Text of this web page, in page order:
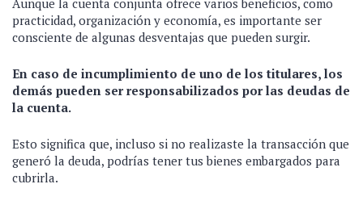
Aunque la cuenta conjunta ofrece varios beneficios, como
practicidad, organización y economía, es importante ser
consciente de algunas desventajas que pueden surgir.
En caso de incumplimiento de uno de los titulares, los
demás pueden ser responsabilizados por las deudas de
la cuenta.
Esto significa que, incluso si no realizaste la transacción que
generó la deuda, podrías tener tus bienes embargados para
cubrirla.